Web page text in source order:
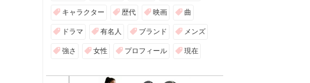
キャラクター 歴代 映画 曲
ドラマ 有名人 ブランド メンズ
強さ 女性 プロフィール 現在